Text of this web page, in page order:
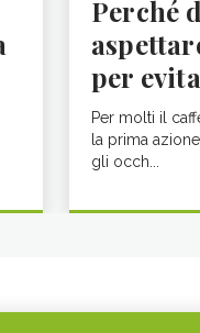
Perché
per
Per molti il
la prima
gli occh...